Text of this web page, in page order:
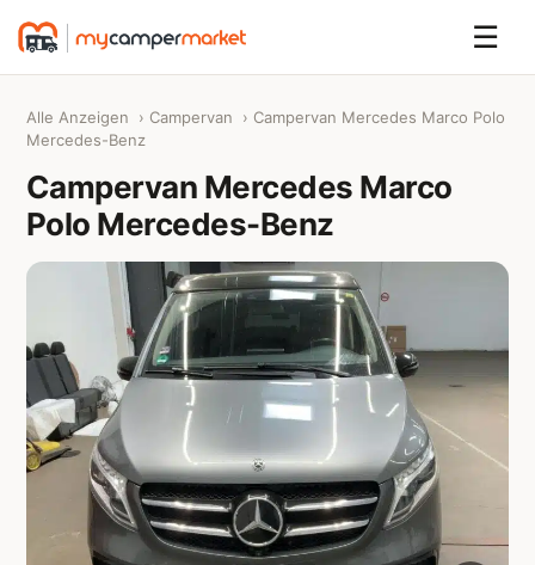
☰
Alle Anzeigen › Campervan › Campervan Mercedes Marco Polo
Mercedes-Benz
Campervan Mercedes Marco
Polo Mercedes-Benz